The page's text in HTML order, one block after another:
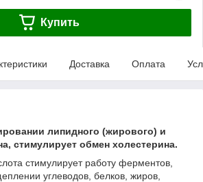
Купить
Доставка Оплата
липидного (жирового) и
стимулирует обмен холестерина.
стимулирует работу ферментов,
углеводов, белков, жиров,